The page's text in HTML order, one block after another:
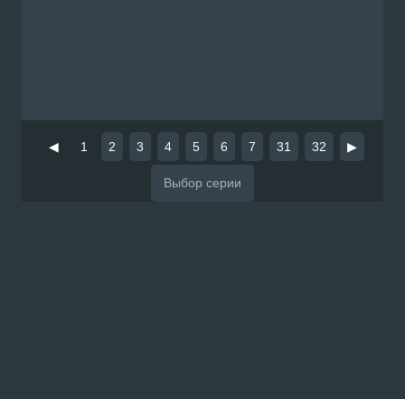
◀ 1 2 3 4 5 6 7 31 32 ▶